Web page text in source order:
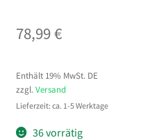
78,99€
Enthält 19% MwSt. DE
zzgl. Versand
Lieferzeit: ca. 1-5 Werktage
36 vorrätig